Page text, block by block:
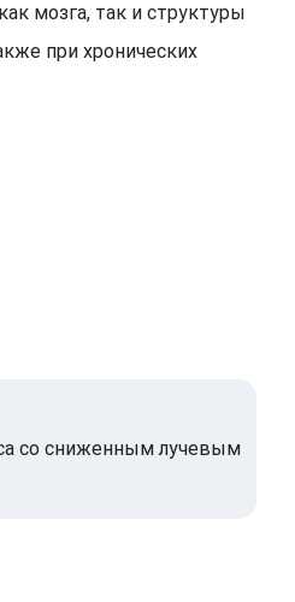
мозга, так и структуры
при хронических
со сниженным лучевым